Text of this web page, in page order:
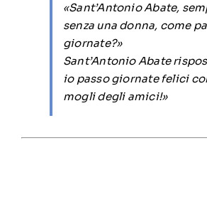
«Sant’Antonio Abate,
senza una donna, come
giornate?»
Sant’Antonio Abate
io passo giornate felici
mogli degli amici!»